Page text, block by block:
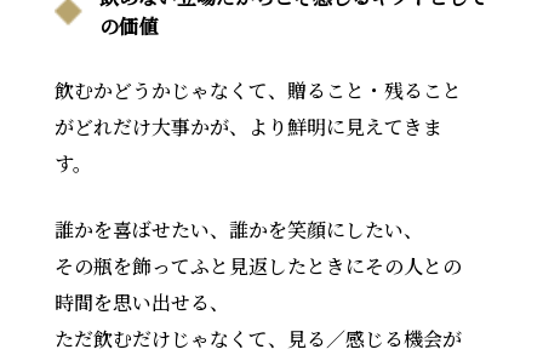
の価値
飲むかどうかじゃなくて、贈ること・残ること
がどれだけ大事かが、より鮮明に見えてきま
す。
誰かを喜ばせたい、誰かを笑顔にしたい、
その瓶を飾ってふと見返したときにその人との
時間を思い出せる、
ただ飲むだけじゃなくて、見る／感じる機会が